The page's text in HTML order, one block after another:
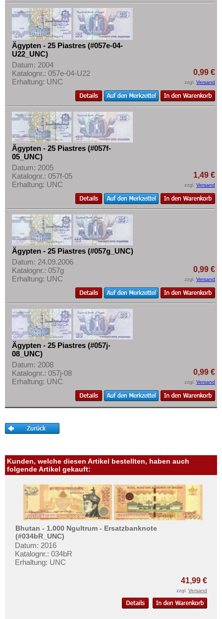
Swaziland
Tansania
Togo
Tschad
Tunesien
Uganda
Westafrikanische Staaten
Zaire
Zentralafrikanische Republik
Zentralafrikanische Staaten
Zimbabwe
Ägypten - 25 Piastres (#057e-04-
U22_UNC)
Datum: 2004
Katalognr.: 057e-04-U22
Erhaltung: UNC
0,99 €
zzgl. Versand
Ägypten - 25 Piastres (#057f-
05_UNC)
Datum: 2005
Katalognr.: 057f-05
Erhaltung: UNC
1,49 €
zzgl. Versand
Ägypten - 25 Piastres (#057g_UNC)
Datum: 24.09.2006
Katalognr.: 057g
Erhaltung: UNC
0,99 €
zzgl. Versand
Ägypten - 25 Piastres (#057j-
08_UNC)
Datum: 2008
Katalognr.: 057j-08
Erhaltung: UNC
0,99 €
zzgl. Versand
Kunden, welche diesen Artikel bestellten, haben auch
folgende Artikel gekauft:
Bhutan - 1.000 Ngultrum - Ersatzbanknote
(#034bR_UNC)
Datum: 2016
Katalognr.: 034bR
Erhaltung: UNC
41,99 €
zzgl. Versand